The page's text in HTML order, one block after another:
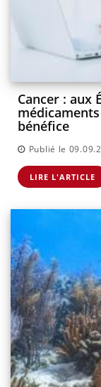
Cancer : aux
bénéfice
Publié le
LIRE L'ARTICLE